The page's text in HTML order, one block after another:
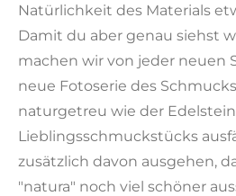
Natürlichkeit des Materials
Damit du aber genau siehst
machen wir von jeder neuen
neue Fotoserie des
naturgetreu wie der
Lieblingsschmuckstücks
zusätzlich davon ausgehen,
"natura" noch viel schöner